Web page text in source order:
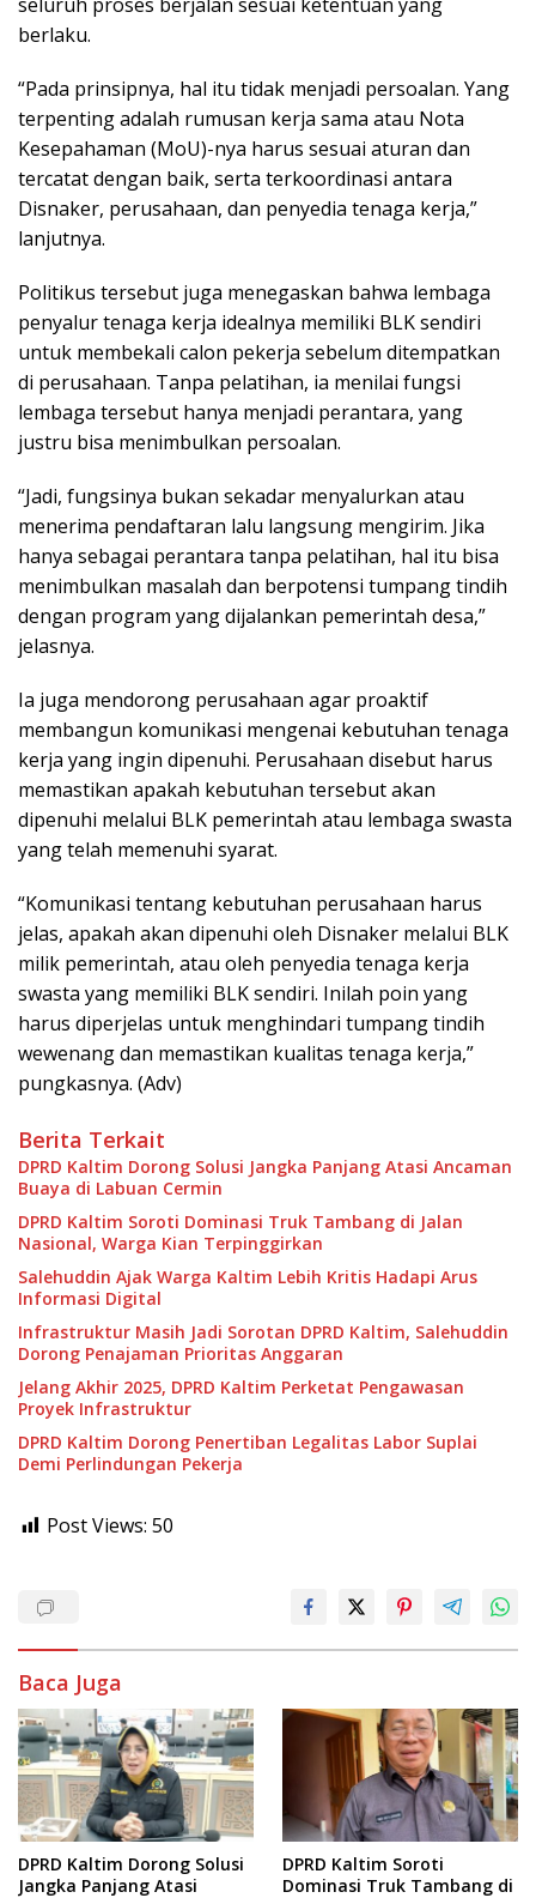
berlaku.
“Pada prinsipnya, hal itu tidak menjadi persoalan. Yang
terpenting adalah rumusan kerja sama atau Nota
Kesepahaman (MoU)-nya harus sesuai aturan dan
tercatat dengan baik, serta terkoordinasi antara
Disnaker, perusahaan, dan penyedia tenaga kerja,”
lanjutnya.
Politikus tersebut juga menegaskan bahwa lembaga
penyalur tenaga kerja idealnya memiliki BLK sendiri
untuk membekali calon pekerja sebelum ditempatkan
di perusahaan. Tanpa pelatihan, ia menilai fungsi
lembaga tersebut hanya menjadi perantara, yang
justru bisa menimbulkan persoalan.
“Jadi, fungsinya bukan sekadar menyalurkan atau
menerima pendaftaran lalu langsung mengirim. Jika
hanya sebagai perantara tanpa pelatihan, hal itu bisa
menimbulkan masalah dan berpotensi tumpang tindih
dengan program yang dijalankan pemerintah desa,”
jelasnya.
Ia juga mendorong perusahaan agar proaktif
membangun komunikasi mengenai kebutuhan tenaga
kerja yang ingin dipenuhi. Perusahaan disebut harus
memastikan apakah kebutuhan tersebut akan
dipenuhi melalui BLK pemerintah atau lembaga swasta
yang telah memenuhi syarat.
“Komunikasi tentang kebutuhan perusahaan harus
jelas, apakah akan dipenuhi oleh Disnaker melalui BLK
milik pemerintah, atau oleh penyedia tenaga kerja
swasta yang memiliki BLK sendiri. Inilah poin yang
harus diperjelas untuk menghindari tumpang tindih
wewenang dan memastikan kualitas tenaga kerja,”
pungkasnya. (Adv)
Berita Terkait
DPRD Kaltim Dorong Solusi Jangka Panjang Atasi Ancaman
Buaya di Labuan Cermin
DPRD Kaltim Soroti Dominasi Truk Tambang di Jalan
Nasional, Warga Kian Terpinggirkan
Salehuddin Ajak Warga Kaltim Lebih Kritis Hadapi Arus
Informasi Digital
Infrastruktur Masih Jadi Sorotan DPRD Kaltim, Salehuddin
Dorong Penajaman Prioritas Anggaran
Jelang Akhir 2025, DPRD Kaltim Perketat Pengawasan
Proyek Infrastruktur
DPRD Kaltim Dorong Penertiban Legalitas Labor Suplai
Demi Perlindungan Pekerja
Post Views: 50
Baca Juga
DPRD Kaltim Dorong Solusi
Jangka Panjang Atasi
DPRD Kaltim Soroti
Dominasi Truk Tambang di